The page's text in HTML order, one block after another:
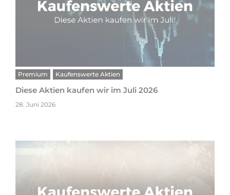
Premium Kaufenswerte Aktien
Diese Aktien kaufen wir im Juli 2026
28. Juni 2026